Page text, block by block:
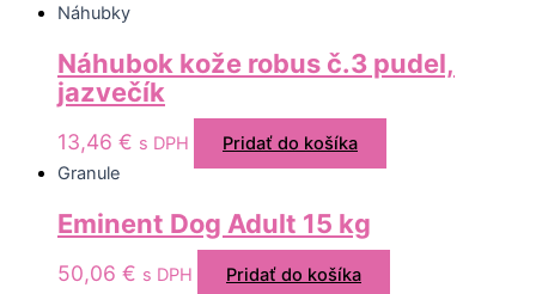
Náhubky
Náhubok kože robus č.3 pudel,
jazvečík
13,46 € s DPH
Pridať do košíka
Granule
Eminent Dog Adult 15 kg
50,06 € s DPH Pridať do košíka